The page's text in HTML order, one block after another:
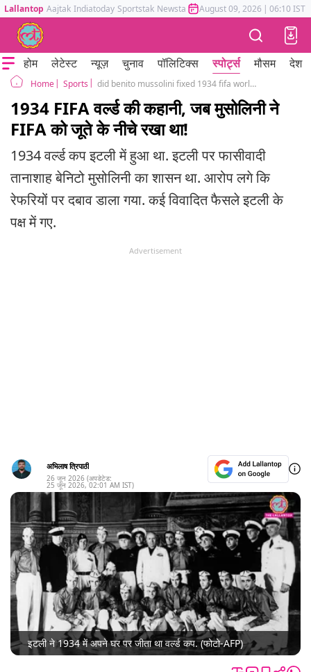
Lallantop Aajtak Indiatoday Sportstak Newstak Mumbai Tak Astrotak
August 09, 2026 | 06:10 IST
होम लेटेस्ट न्यूज़ चुनाव पॉलिटिक्स स्पोर्ट्स मौसम देश
Home Sports did benito mussolini fixed 1934 fifa world cup for italy
1934 FIFA वर्ल्ड की कहानी, जब मुसोलिनी ने
FIFA को जूते के नीचे रखा था!
1934 वर्ल्ड कप इटली में हुआ था. इटली पर फासीवादी
तानाशाह बेनिटो मुसोलिनी का शासन था. आरोप लगे कि
रेफरियों पर दबाव डाला गया. कई विवादित फैसले इटली के
पक्ष में गए.
Advertisement
अभिलाष त्रिपाठी
26 जून 2026 (अपडेटेड:
25 जून 2026, 02:01 AM IST)
इटली ने 1934 में अपने घर पर जीता था वर्ल्ड कप. (फोटो-AFP)